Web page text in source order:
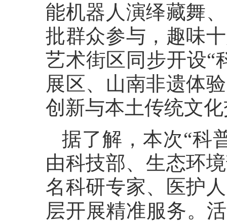
能机器人演绎藏舞
批群众参与，趣味
艺术街区同步开设“
展区、山南非遗体
创新与本土传统文
据了解，本次“科
由科技部、生态环
名科研专家、医护
层开展精准服务。